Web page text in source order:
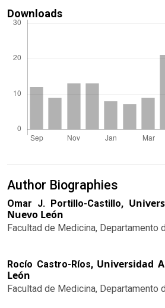
Downloads
Author Biographies
Omar J. Portillo-Castillo,
Nuevo León
Facultad de Medicina, Departamento
Rocío Castro-Ríos, Universidad
León
Facultad de Medicina, Departamento